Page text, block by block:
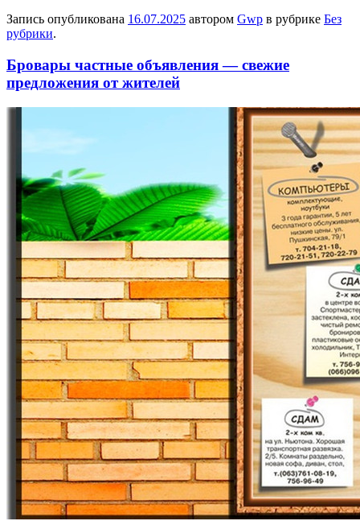
Запись опубликована 16.07.2025 автором Gwp в рубрике Без
рубрики.
Бровары частные объявления — свежие
предложения от жителей